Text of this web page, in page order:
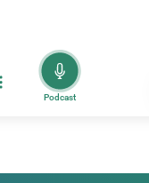
Podcast